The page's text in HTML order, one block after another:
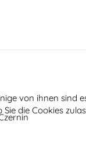
von ihnen sind
Sie die Cookies